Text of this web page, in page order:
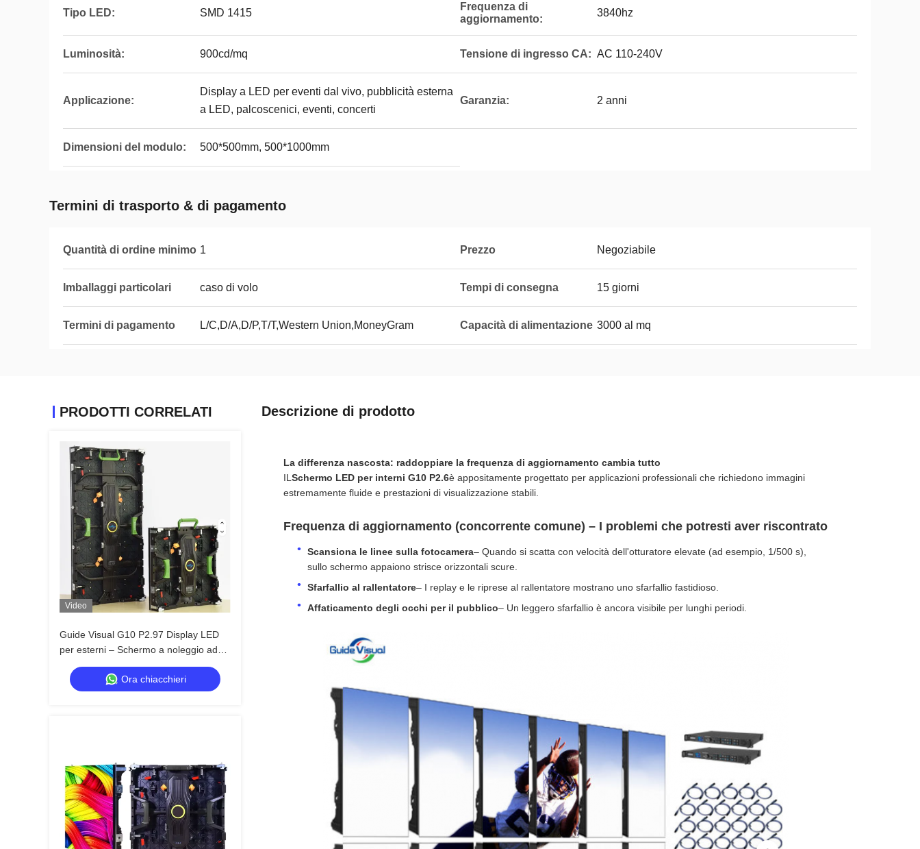
Tipo LED: SMD 1415
Frequenza di
aggiornamento:
3840hz
Luminosità: 900cd/mq Tensione di ingresso CA: AC 110-240V
Applicazione:
Display a LED per eventi dal vivo, pubblicità esterna
a LED, palcoscenici, eventi, concerti
Garanzia: 2 anni
Dimensioni del modulo: 500*500mm, 500*1000mm
Termini di trasporto & di pagamento
Quantità di ordine minimo 1 Prezzo Negoziabile
Imballaggi particolari caso di volo Tempi di consegna 15 giorni
Termini di pagamento L/C,D/A,D/P,T/T,Western Union,MoneyGram Capacità di alimentazione 3000 al mq
PRODOTTI CORRELATI
Video
Guide Visual G10 P2.97 Display LED
per esterni – Schermo a noleggio ad
alta luminosità per eventi estremi
all'aperto
Ora chiacchieri
Descrizione di prodotto
La differenza nascosta: raddoppiare la frequenza di aggiornamento cambia tutto
IL Schermo LED per interni G10 P2.6è appositamente progettato per applicazioni professionali che richiedono immagini
estremamente fluide e prestazioni di visualizzazione stabili.
Frequenza di aggiornamento (concorrente comune) – I problemi che potresti aver riscontrato
Scansiona le linee sulla fotocamera– Quando si scatta con velocità dell'otturatore elevate (ad esempio, 1/500 s),
sullo schermo appaiono strisce orizzontali scure.
Sfarfallio al rallentatore– I replay e le riprese al rallentatore mostrano uno sfarfallio fastidioso.
Affaticamento degli occhi per il pubblico– Un leggero sfarfallio è ancora visibile per lunghi periodi.